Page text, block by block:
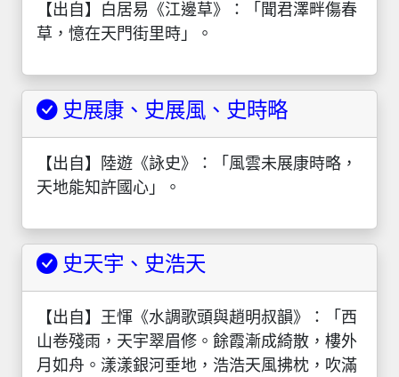
【出自】白居易《江邊草》：「聞君澤畔傷春
草，憶在天門街里時」。
史展康、史展風、史時略
【出自】陸遊《詠史》：「風雲未展康時略，
天地能知許國心」。
史天宇、史浩天
【出自】王惲《水調歌頭與趙明叔韻》：「西
山卷殘雨，天宇翠眉修。餘霞漸成綺散，樓外
月如舟。漾漾銀河垂地，浩浩天風拂枕，吹滿